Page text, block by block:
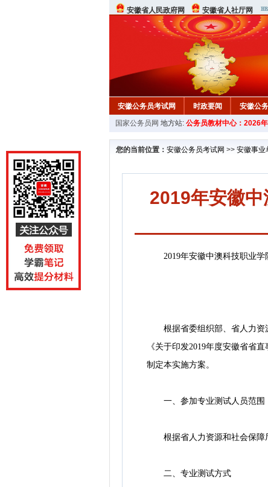
安徽省人民政府网 安徽省人社厅网
安徽公务员考试网 时政要闻 安徽公
国家公务员网 地方站: 公务员教材中心：2026
您的当前位置： 安徽公务员考试网 >> 安徽事业
2019年安徽
2019年安徽中澳科技职业学
根据省委组织部、省人力资源
《关于印发2019年度安徽省省
制定本实施方案。
一、参加专业测试人员范围
根据省人力资源和社会保障
二、专业测试方式